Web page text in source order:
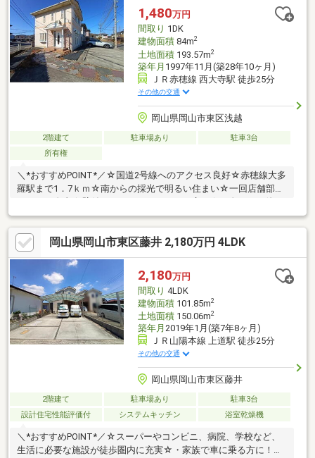
四御神郵便局まで 約345ｍワンタップで簡単に内見予約ができ
ます！！【内見予約する】よりお気軽にご予約ください(＾▽＾)/
1,480万円
間取り 1DK
建物面積84m2
土地面積193.57m2
築年月 1997年11月(築28年10ヶ月)
ＪＲ赤穂線 西大寺駅 徒歩25分
その他の交通
岡山県岡山市東区浅越
2階建て 駐車場あり
駐車3台
所有権
＼*おすすめPOINT*／☆国道2号線へのアクセス良好☆赤穂線大多
羅駅まで1．7ｋｍ☆南からの採光で明るい住まい☆一回店舗部分
ーン有でも購入可能です
岡山県岡山市東区藤井 2,180万円 4LDK
2,180万円
間取り 4LDK
建物面積101.85m2
土地面積150.06m2
築年月 2019年1月(築7年8ヶ月)
ＪＲ山陽本線 上道駅 徒歩25分
その他の交通
岡山県岡山市東区藤井
2階建て 駐車場あり
駐車3台
設計住宅性能評価付
システムキッチン 浴室乾燥機
＼*おすすめPOINT*／☆スーパーやコンビニ、病院、学校など、
生活に必要な施設が徒歩圏内に充実☆・家族で車に乗る方に！駐